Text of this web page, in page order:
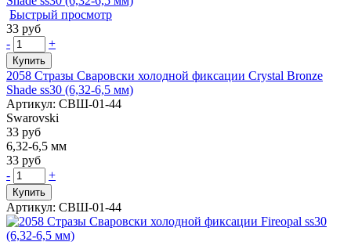
Быстрый просмотр
33 руб
-
+
Купить
2058 Стразы Сваровски холодной фиксации Crystal Bronze
Shade ss30 (6,32-6,5 мм)
Артикул: СВШ-01-44
Swarovski
33 руб
6,32-6,5 мм
33 руб
-
+
Купить
Артикул: СВШ-01-44